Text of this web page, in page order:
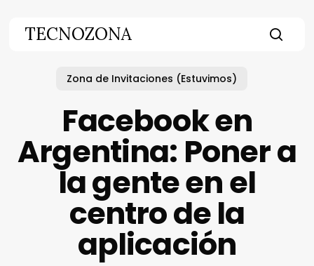
TECNOZONA
Zona de Invitaciones (Estuvimos)
Facebook en
Argentina: Poner a
la gente en el
centro de la
aplicación